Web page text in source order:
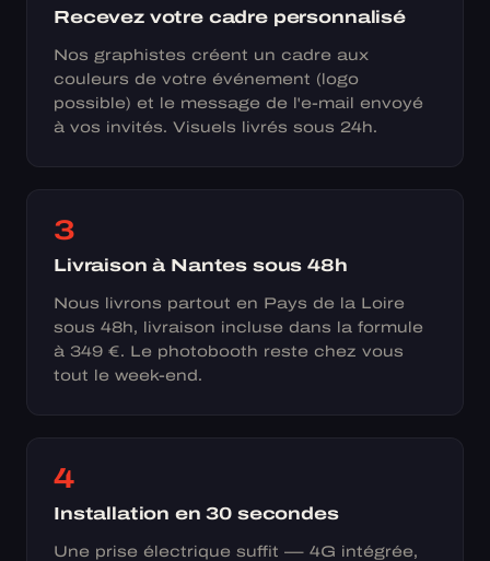
Recevez votre cadre personnalisé
Nos graphistes créent un cadre aux
couleurs de votre événement (logo
possible) et le message de l'e-mail envoyé
à vos invités. Visuels livrés sous 24h.
3
Livraison à Nantes sous 48h
Nous livrons partout en Pays de la Loire
sous 48h, livraison incluse dans la formule
à 349 €. Le photobooth reste chez vous
tout le week-end.
4
Installation en 30 secondes
Une prise électrique suffit — 4G intégrée,